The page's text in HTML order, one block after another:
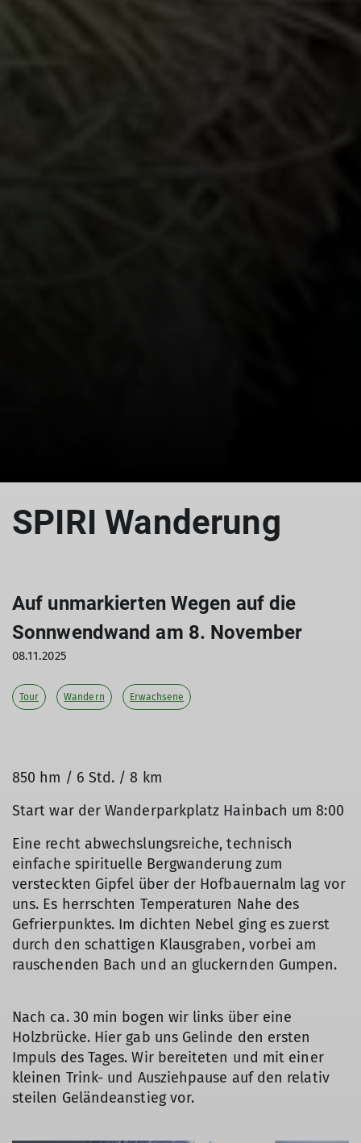
SPIRI Wanderung
Auf unmarkierten Wegen auf die
Sonnwendwand am 8. November
08.11.2025
Tour Wandern Erwachsene
850 hm / 6 Std. / 8 km
Start war der Wanderparkplatz Hainbach um 8:00
Eine recht abwechslungsreiche, technisch
einfache spirituelle Bergwanderung zum
versteckten Gipfel über der Hofbauernalm lag vor
uns. Es herrschten Temperaturen Nahe des
Gefrierpunktes. Im dichten Nebel ging es zuerst
durch den schattigen Klausgraben, vorbei am
rauschenden Bach und an gluckernden Gumpen.
Nach ca. 30 min bogen wir links über eine
Holzbrücke. Hier gab uns Gelinde den ersten
Impuls des Tages. Wir bereiteten und mit einer
kleinen Trink- und Ausziehpause auf den relativ
steilen Geländeanstieg vor.